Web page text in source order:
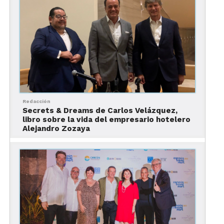
¡Todos a la mesa!
La oferta culinaria del hotel cuenta con opciones
para todos los gustos y presupuestos con 8
opciones gastronómicas (de las que destacan 4
restaurantes a la carta, 1 buffet, 1 patio gourmet
con estaciones de comida internacional, 1 sitio de
snacks y 1 cafetería). ¡Hay opciones disponibles las
Redacción
Secrets & Dreams de Carlos Velázquez,
libro sobre la vida del empresario hotelero
Alejandro Zozaya